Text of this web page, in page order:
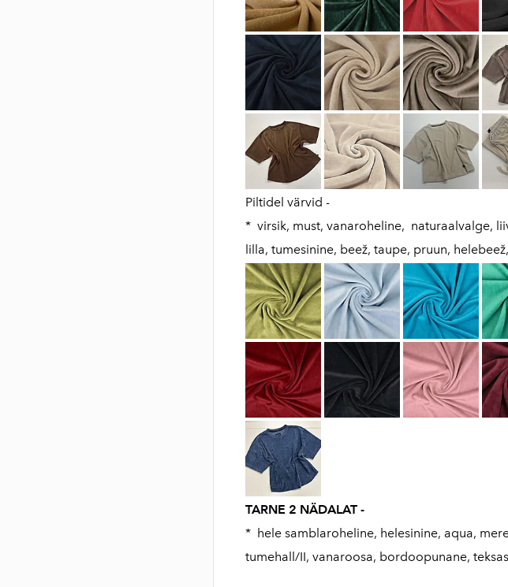
Piltidel värvid -
* virsik, must, vanaroheline, naturaalvalge,
lilla, tumesinine, beež, taupe, pruun,
TARNE 2 NÄDALAT -
* hele samblaroheline, helesinine, aqua,
tumehall/II, vanaroosa, bordoopunane,